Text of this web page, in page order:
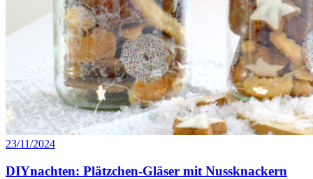
23/11/2024
DIYnachten: Plätzchen-Gläser mit Nussknackern